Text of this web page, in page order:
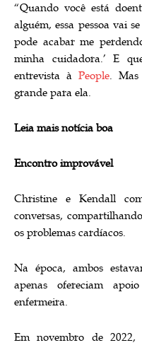
“Quando você está
alguém, essa pessoa vai
pode acabar me
minha cuidadora.’ E
entrevista à People. Mas
grande para ela.
Leia mais notícia boa
Encontro improvável
Christine e Kendall
conversas,
os problemas cardíacos.
Na época, ambos
apenas ofereciam
enfermeira.
Em novembro de 2022,